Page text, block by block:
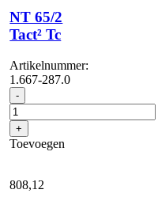
NT 65/2
Tact² Tc
Artikelnummer:
1.667-287.0
- NT
65/2
Tact²
Tc
aantal
+
Toevoegen
808,12